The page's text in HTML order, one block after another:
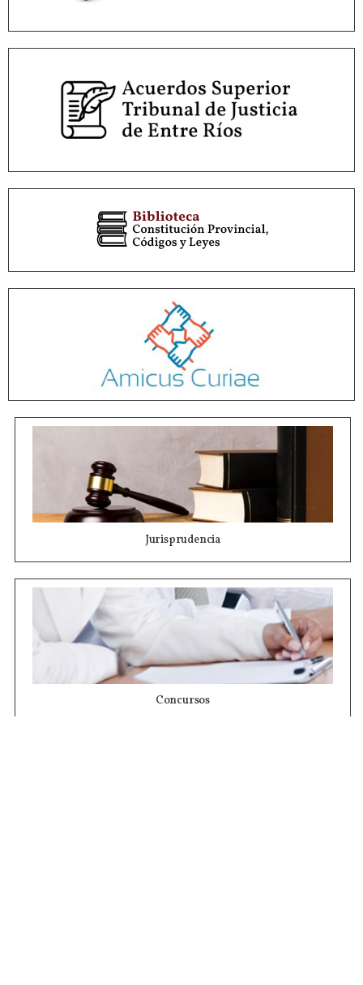
Jurisprudencia
Concursos